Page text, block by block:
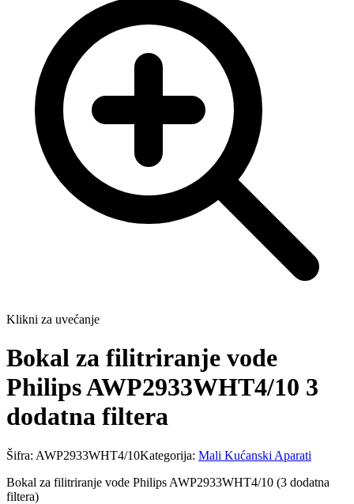
Klikni za uvećanje
Bokal za filitriranje vode
Philips AWP2933WHT4/10 3
dodatna filtera
Šifra: AWP2933WHT4/10Kategorija: Mali Kućanski Aparati
Bokal za filitriranje vode Philips AWP2933WHT4/10 (3 dodatna
filtera)